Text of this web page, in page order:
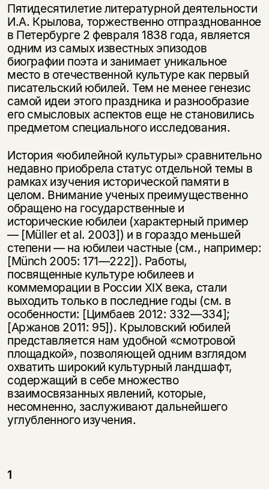
Пятидесятилетие литературной деятельности
И.А. Крылова, торжественно отпразднованное
в Петербурге 2 февраля 1838 года, является
одним из самых из­вестных эпизодов
биографии поэта и занимает уникальное
место в отечественной культуре как первый
писательский юбилей. Тем не менее генезис
самой идеи этого праздника и разнообразие
его смысловых аспектов еще не становились
предметом специального исследования.
История «юбилейной культуры» сравнительно
недавно приобрела статус отдельной темы в
рамках изучения исторической памяти в
целом. Внимание ученых преимущественно
обращено на государственные и
исторические юбилеи (характерный пример
— [Müller et al. 2003]) и в гораздо меньшей
степени — на юбилеи частные (см., например:
[Münch 2005: 171—222]). Работы,
посвященные культуре юбилеев и
коммеморации в России XIX века, стали
выходить только в последние годы (см. в
особенности: [Цимбаев 2012: 332—334];
[Аржанов 2011: 95]). Крыловский юбилей
представляется нам удобной «смотровой
площадкой», позволяющей одним взглядом
охватить широкий культурный ландшафт,
содержащий в себе множество
взаимосвязанных явлений, которые,
несомненно, заслуживают дальнейшего
углубленного изучения.
1